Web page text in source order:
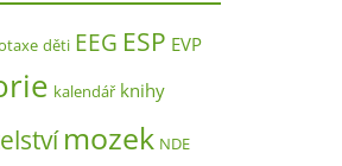
děti EEG ESP EVP
kalendář knihy
mozek NDE